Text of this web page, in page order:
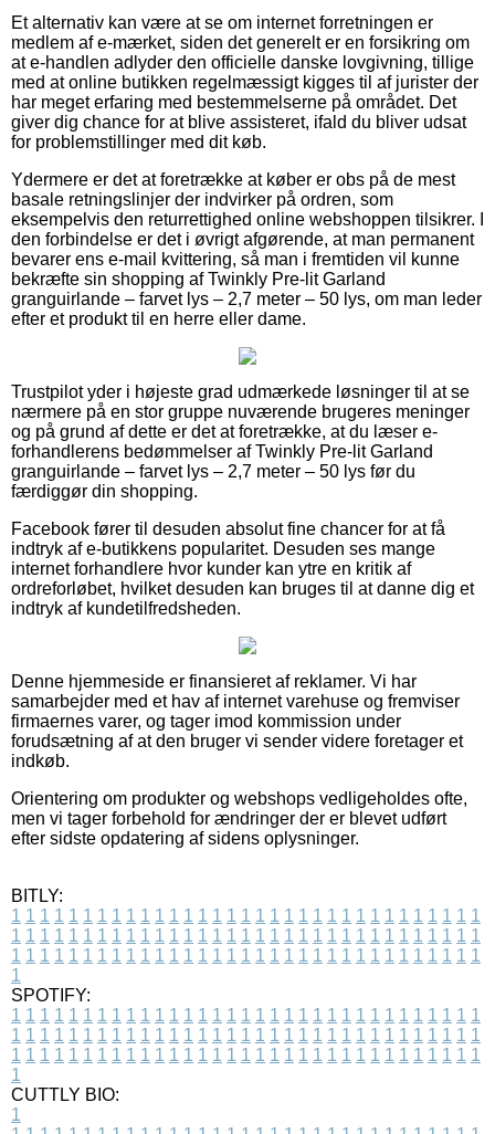
Et alternativ kan være at se om internet forretningen er
medlem af e-mærket, siden det generelt er en forsikring om
at e-handlen adlyder den officielle danske lovgivning, tillige
med at online butikken regelmæssigt kigges til af jurister der
har meget erfaring med bestemmelserne på området. Det
giver dig chance for at blive assisteret, ifald du bliver udsat
for problemstillinger med dit køb.
Ydermere er det at foretrække at køber er obs på de mest
basale retningslinjer der indvirker på ordren, som
eksempelvis den returrettighed online webshoppen tilsikrer. I
den forbindelse er det i øvrigt afgørende, at man permanent
bevarer ens e-mail kvittering, så man i fremtiden vil kunne
bekræfte sin shopping af Twinkly Pre-lit Garland
granguirlande – farvet lys – 2,7 meter – 50 lys, om man leder
efter et produkt til en herre eller dame.
Trustpilot yder i højeste grad udmærkede løsninger til at se
nærmere på en stor gruppe nuværende brugeres meninger
og på grund af dette er det at foretrække, at du læser e-
forhandlerens bedømmelser af Twinkly Pre-lit Garland
granguirlande – farvet lys – 2,7 meter – 50 lys før du
færdiggør din shopping.
Facebook fører til desuden absolut fine chancer for at få
indtryk af e-butikkens popularitet. Desuden ses mange
internet forhandlere hvor kunder kan ytre en kritik af
ordreforløbet, hvilket desuden kan bruges til at danne dig et
indtryk af kundetilfredsheden.
Denne hjemmeside er finansieret af reklamer. Vi har
samarbejder med et hav af internet varehuse og fremviser
firmaernes varer, og tager imod kommission under
forudsætning af at den bruger vi sender videre foretager et
indkøb.
Orientering om produkter og webshops vedligeholdes ofte,
men vi tager forbehold for ændringer der er blevet udført
efter sidste opdatering af sidens oplysninger.
BITLY:
1 1 1 1 1 1 1 1 1 1 1 1 1 1 1 1 1 1 1 1 1 1 1 1 1 1 1 1 1 1 1 1 1
1 1 1 1 1 1 1 1 1 1 1 1 1 1 1 1 1 1 1 1 1 1 1 1 1 1 1 1 1 1 1 1 1
1 1 1 1 1 1 1 1 1 1 1 1 1 1 1 1 1 1 1 1 1 1 1 1 1 1 1 1 1 1 1 1 1
1
SPOTIFY:
1 1 1 1 1 1 1 1 1 1 1 1 1 1 1 1 1 1 1 1 1 1 1 1 1 1 1 1 1 1 1 1 1
1 1 1 1 1 1 1 1 1 1 1 1 1 1 1 1 1 1 1 1 1 1 1 1 1 1 1 1 1 1 1 1 1
1 1 1 1 1 1 1 1 1 1 1 1 1 1 1 1 1 1 1 1 1 1 1 1 1 1 1 1 1 1 1 1 1
1
CUTTLY BIO:
1